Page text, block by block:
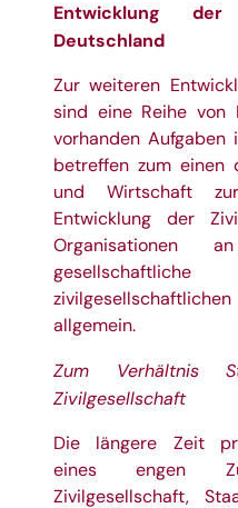
Entwicklung
Deutschland
Zur weiteren
sind eine Reihe von
vorhanden Aufgaben
betreffen zum einen
und Wirtschaft
Entwicklung der
allgemein.
Zum Verhältnis
Zivilgesellschaft
Die längere Zeit
eines engen
Zivilgesellschaft,